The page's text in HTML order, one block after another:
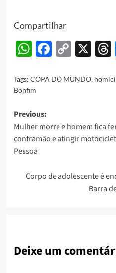
Compartilhar
WhatsApp
Copy
X
Tags: COPA DO MUNDO,
Bonfim
Post
navigation
Previous:
Mulher morre e homem fica
contramão e atingir
Pessoa
Corpo de adolescente é
Barra
Deixe um